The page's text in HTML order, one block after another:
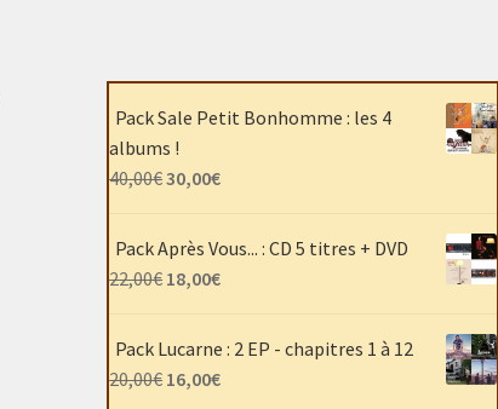
Pack Sale Petit Bonhomme : les 4
albums !
40,00€Le
initial
était :
30,00€Le
actuel
Pack Après Vous... : CD 5 titres + DVD
22,00€ Le
était :
18,00€Le
actuel
Pack Lucarne : 2 EP - chapitres 1 à 12
20,00€ Le
16,00€Le